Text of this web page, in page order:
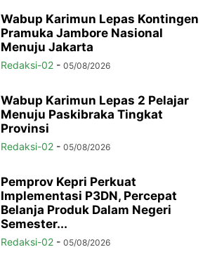
Wabup Karimun Lepas Kontingen
Pramuka Jambore Nasional
Menuju Jakarta
Redaksi-02 - 05/08/2026
Wabup Karimun Lepas 2 Pelajar
Menuju Paskibraka Tingkat
Provinsi
Redaksi-02 - 05/08/2026
Pemprov Kepri Perkuat
Implementasi P3DN, Percepat
Belanja Produk Dalam Negeri
Semester...
Redaksi-02 - 05/08/2026